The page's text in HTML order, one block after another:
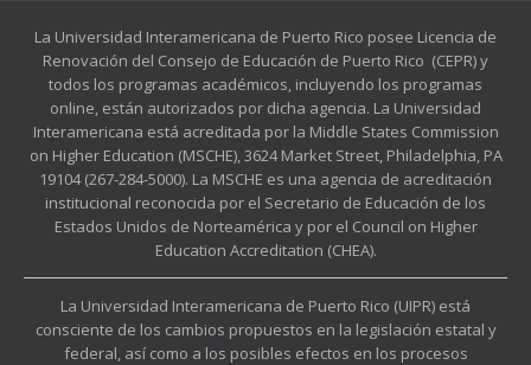
La Universidad Interamericana de Puerto Rico posee Licencia de
Renovación del Consejo de Educación de Puerto Rico (CEPR) y
todos los programas académicos, incluyendo los programas
online, están autorizados por dicha agencia. La Universidad
Interamericana está acreditada por la Middle States Commission
on Higher Education (MSCHE), 3624 Market Street, Philadelphia, PA
19104 (267-284-5000). La MSCHE es una agencia de acreditación
institucional reconocida por el Secretario de Educación de los
Estados Unidos de Norteamérica y por el Council on Higher
Education Accreditation (CHEA).
La Universidad Interamericana de Puerto Rico (UIPR) está
consciente de los cambios propuestos en la legislación estatal y
federal, así como a los posibles efectos en los procesos